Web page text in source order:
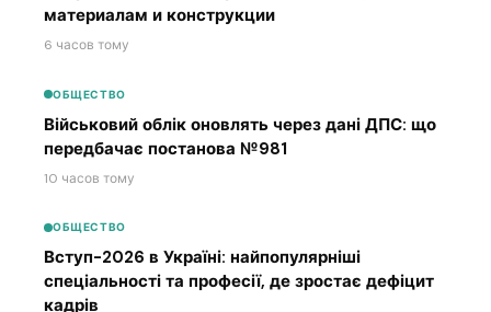
материалам и конструкции
6 часов тому
ОБЩЕСТВО
Військовий облік оновлять через дані ДПС: що
передбачає постанова №981
10 часов тому
ОБЩЕСТВО
Вступ-2026 в Україні: найпопулярніші
спеціальності та професії, де зростає дефіцит
кадрів